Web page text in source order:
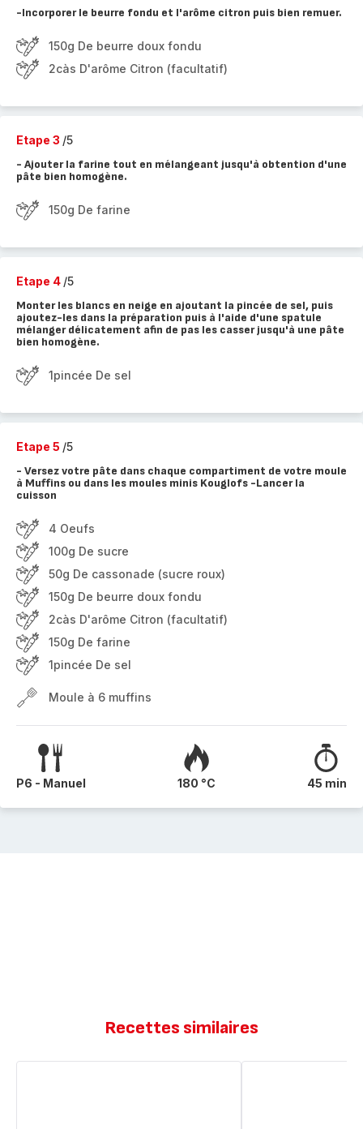
-Incorporer le beurre fondu et l'arôme citron puis bien remuer.
150g De beurre doux fondu
2càs D'arôme Citron (facultatif)
Etape 3 /5
- Ajouter la farine tout en mélangeant jusqu'à obtention d'une
pâte bien homogène.
150g De farine
Etape 4 /5
Monter les blancs en neige en ajoutant la pincée de sel, puis
ajoutez-les dans la préparation puis à l'aide d'une spatule
mélanger délicatement afin de pas les casser jusqu'à une pâte
bien homogène.
1pincée De sel
Etape 5 /5
- Versez votre pâte dans chaque compartiment de votre moule
à Muffins ou dans les moules minis Kouglofs -Lancer la
cuisson
4 Oeufs
100g De sucre
50g De cassonade (sucre roux)
150g De beurre doux fondu
2càs D'arôme Citron (facultatif)
150g De farine
1pincée De sel
Moule à 6 muffins
P6 - Manuel 180 °C 45 min
Recettes similaires